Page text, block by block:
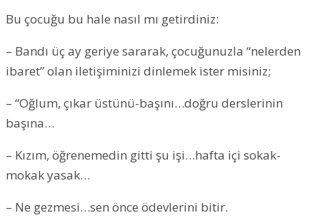
Bu çocuğu bu hale nasıl mı getirdiniz:
– Bandı üç ay geriye sararak, çocuğunuzla “nelerden
ibaret” olan iletişiminizi dinlemek ister misiniz;
– “Oğlum, çıkar üstünü-başını…doğru derslerinin
başına…
– Kızım, öğrenemedin gitti şu işi…hafta içi sokak-
mokak yasak…
– Ne gezmesi…sen önce ödevlerini bitir.